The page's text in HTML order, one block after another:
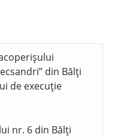
din Bălți
de execuție
nr. 6 din Bălți